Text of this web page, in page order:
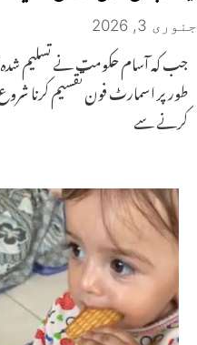
جنوری 3, 2026
جب کہ آسام حکومت نے تسلیم
طور پر اسمارٹ فون تقسیم کرنا
کرنے سے